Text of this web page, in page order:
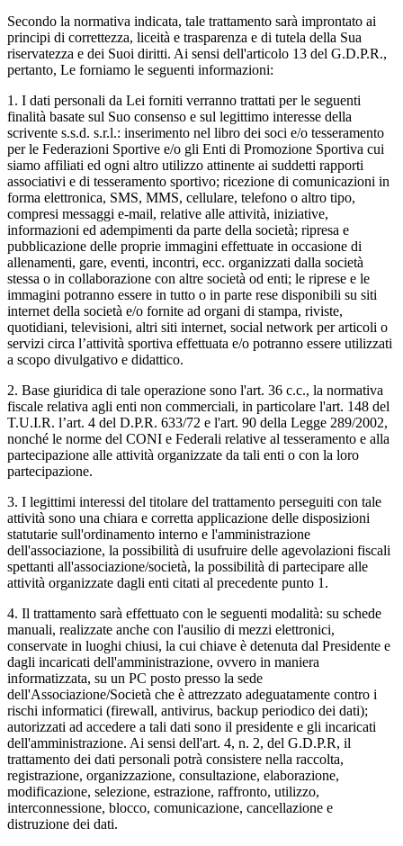
Secondo la normativa indicata, tale trattamento sarà improntato ai
principi di correttezza, liceità e trasparenza e di tutela della Sua
riservatezza e dei Suoi diritti. Ai sensi dell'articolo 13 del G.D.P.R.,
pertanto, Le forniamo le seguenti informazioni:
1. I dati personali da Lei forniti verranno trattati per le seguenti
finalità basate sul Suo consenso e sul legittimo interesse della
scrivente s.s.d. s.r.l.: inserimento nel libro dei soci e/o tesseramento
per le Federazioni Sportive e/o gli Enti di Promozione Sportiva cui
siamo affiliati ed ogni altro utilizzo attinente ai suddetti rapporti
associativi e di tesseramento sportivo; ricezione di comunicazioni in
forma elettronica, SMS, MMS, cellulare, telefono o altro tipo,
compresi messaggi e-mail, relative alle attività, iniziative,
informazioni ed adempimenti da parte della società; ripresa e
pubblicazione delle proprie immagini effettuate in occasione di
allenamenti, gare, eventi, incontri, ecc. organizzati dalla società
stessa o in collaborazione con altre società od enti; le riprese e le
immagini potranno essere in tutto o in parte rese disponibili su siti
internet della società e/o fornite ad organi di stampa, riviste,
quotidiani, televisioni, altri siti internet, social network per articoli o
servizi circa l’attività sportiva effettuata e/o potranno essere utilizzati
a scopo divulgativo e didattico.
2. Base giuridica di tale operazione sono l'art. 36 c.c., la normativa
fiscale relativa agli enti non commerciali, in particolare l'art. 148 del
T.U.I.R. l’art. 4 del D.P.R. 633/72 e l'art. 90 della Legge 289/2002,
nonché le norme del CONI e Federali relative al tesseramento e alla
partecipazione alle attività organizzate da tali enti o con la loro
partecipazione.
3. I legittimi interessi del titolare del trattamento perseguiti con tale
attività sono una chiara e corretta applicazione delle disposizioni
statutarie sull'ordinamento interno e l'amministrazione
dell'associazione, la possibilità di usufruire delle agevolazioni fiscali
spettanti all'associazione/società, la possibilità di partecipare alle
attività organizzate dagli enti citati al precedente punto 1.
4. Il trattamento sarà effettuato con le seguenti modalità: su schede
manuali, realizzate anche con l'ausilio di mezzi elettronici,
conservate in luoghi chiusi, la cui chiave è detenuta dal Presidente e
dagli incaricati dell'amministrazione, ovvero in maniera
informatizzata, su un PC posto presso la sede
dell'Associazione/Società che è attrezzato adeguatamente contro i
rischi informatici (firewall, antivirus, backup periodico dei dati);
autorizzati ad accedere a tali dati sono il presidente e gli incaricati
dell'amministrazione. Ai sensi dell'art. 4, n. 2, del G.D.P.R, il
trattamento dei dati personali potrà consistere nella raccolta,
registrazione, organizzazione, consultazione, elaborazione,
modificazione, selezione, estrazione, raffronto, utilizzo,
interconnessione, blocco, comunicazione, cancellazione e
distruzione dei dati.